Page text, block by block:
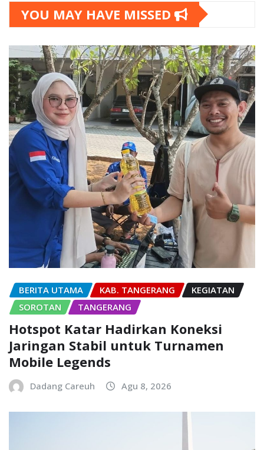
YOU MAY HAVE MISSED
BERITA UTAMA KAB. TANGERANG
KEGIATAN
SOROTAN
TANGERANG
Hotspot Katar Hadirkan Koneksi
Jaringan Stabil untuk Turnamen
Mobile Legends
Dadang Careuh Agu 8, 2026